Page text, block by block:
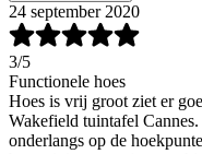
24 september 2020
3/5
Functionele hoes
Hoes is vrij groot ziet er
Wakefield tuintafel
onderlangs op de